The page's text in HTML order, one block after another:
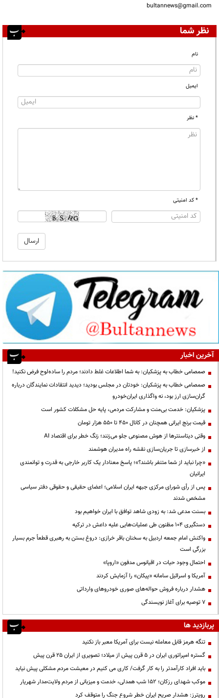
bultannews@gmail.com
نظر شما
نام
ایمیل
* نظر
* کد امنیتی
آخرین اخبار
صمصامی خطاب به پزشکیان: به شما اطلاعات غلط دادند؛ مردم را ساده‌لوح فرض نکنید!
صمصامی خطاب به پزشکیان: خودتان در مجلس بودید؛ دیدید انتقادات نمایندگان درباره
گران‌سازی ارز بود، نه واگذاری ایران‌خودرو
پزشکیان: خدمت بی‌منت و مشارکت مردمی، پایه حل مشکلات کشور است
قیمت‌ برنج ایرانی همچنان در کانال ۴۵۰ تا ۵۵۰ هزار تومان
وقتی دیتاسنترها از هوش مصنوعی جلو می‌زنند؛ زنگ خطر برای اقتصاد AI
از خبرسازی تا جریان‌سازی نقشه راه مدیران هوشمند
«چرا نباید از شما متنفر باشند؟»؛ پاسخ معنادار یک کاربر خارجی به قدرت و توانمندی
ایرانیان
پس از رأی شورای مرکزی جبهه ایران اسلامی؛ اعضای حقیقی و حقوقی دفتر سیاسی
مشخص شدند
بسنت مدعی شد: به زودی شاهد توافق با ایران خواهیم بود
دستگیری ۱۰۴ مظنون طی عملیات‌هایی علیه داعش در ترکیه
واکنش امام جمعه اردبیل به سخنان باقر خرازی: دروغ بستن به رهبری قطعاً جرم بسیار
بزرگی است
احتمال وجود حیات در اقیانوس مدفون «اروپا»
آمریکا و اسرائیل سامانه «پیکان» را آزمایش کردند
هشدار درباره فروش حواله‌های صوری خودروهای وارداتی
۷ توصیه برای آغاز نویسندگی
پربازدید ها
تنگه هرمز قابل معامله نیست برای آمریکا معبر باز نکنید
گستره امپراتوری ایران در ۵ قرن پیش از میلاد؛ تصویری از ایران ۲۵ قرن پیش
باید افراد کارآمدتر را به کار گرفت/ کاری می کنیم در معیشت مردم مشکلی پیش نیاید
موکب شهدای رزکان؛ ۱۵۲ شب همدلی، خدمت و میزبانی از مردم ولایت‌مدار شهریار
رویترز: هشدار صریح ایران خطر شروع جنگ را متوقف کرد